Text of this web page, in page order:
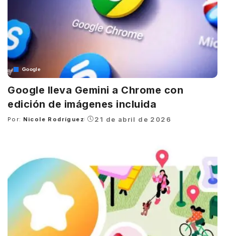
Google
Google lleva Gemini a Chrome con
edición de imágenes incluida
Posted
Por: Nicole Rodríguez 21 de abril de 2026